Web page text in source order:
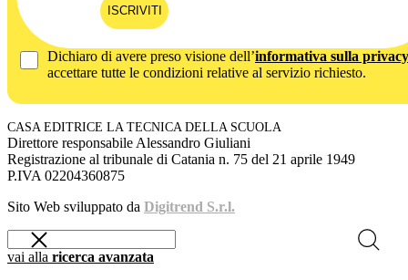
ISCRIVITI
Dichiaro di avere preso visione dell’informativa sulla privacy
accettare tutte le condizioni relative al servizio richiesto.
CASA EDITRICE LA TECNICA DELLA SCUOLA
Direttore responsabile Alessandro Giuliani
Registrazione al tribunale di Catania n. 75 del 21 aprile 1949
P.IVA 02204360875
Sito Web sviluppato da Digitrend S.r.l.
vai alla ricerca avanzata